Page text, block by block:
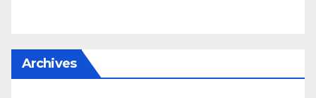
Archives